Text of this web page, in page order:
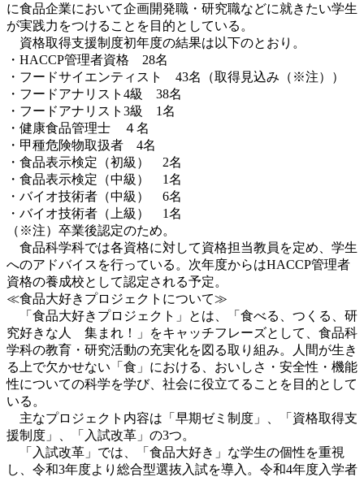
に食品企業において企画開発職・研究職などに就きたい学生
が実践力をつけることを目的としている。
資格取得支援制度初年度の結果は以下のとおり。
・HACCP管理者資格 28名
・フードサイエンティスト 43名（取得見込み（※注））
・フードアナリスト4級 38名
・フードアナリスト3級 1名
・健康食品管理士 ４名
・甲種危険物取扱者 4名
・食品表示検定（初級） 2名
・食品表示検定（中級） 1名
・バイオ技術者（中級） 6名
・バイオ技術者（上級） 1名
（※注）卒業後認定のため。
食品科学科では各資格に対して資格担当教員を定め、学生
へのアドバイスを行っている。次年度からはHACCP管理者
資格の養成校として認定される予定。
≪食品大好きプロジェクトについて≫
「食品大好きプロジェクト」とは、「食べる、つくる、研
究好きな人 集まれ！」をキャッチフレーズとして、食品科
学科の教育・研究活動の充実化を図る取り組み。人間が生き
る上で欠かせない「食」における、おいしさ・安全性・機能
性についての科学を学び、社会に役立てることを目的として
いる。
主なプロジェクト内容は「早期ゼミ制度」、「資格取得支
援制度」、「入試改革」の3つ。
「入試改革」では、「食品大好き」な学生の個性を重視
し、令和3年度より総合型選抜入試を導入。令和4年度入学者